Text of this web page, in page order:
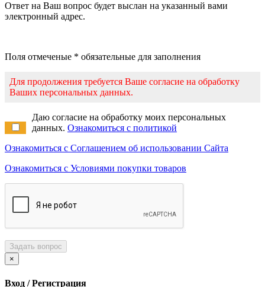
Ответ на Ваш вопрос будет выслан на указанный вами
электронный адрес.
Поля отмеченые * обязательные для заполнения
Для продолжения требуется Ваше согласие на обработку
Ваших персональных данных.
Даю согласие на обработку моих персональных
данных. Ознакомиться с политикой
Ознакомиться с Соглашением об использовании Сайта
Ознакомиться с Условиями покупки товаров
Задать вопрос
×
Вход / Регистрация